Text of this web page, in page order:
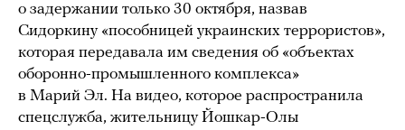
о задержании только 30 октября, назвав
Сидоркину «пособницей украинских террористов»,
которая передавала им сведения об «объектах
оборонно-промышленного комплекса»
в Марий Эл. На видео, которое распространила
спецслужба, жительницу Йошкар-Олы